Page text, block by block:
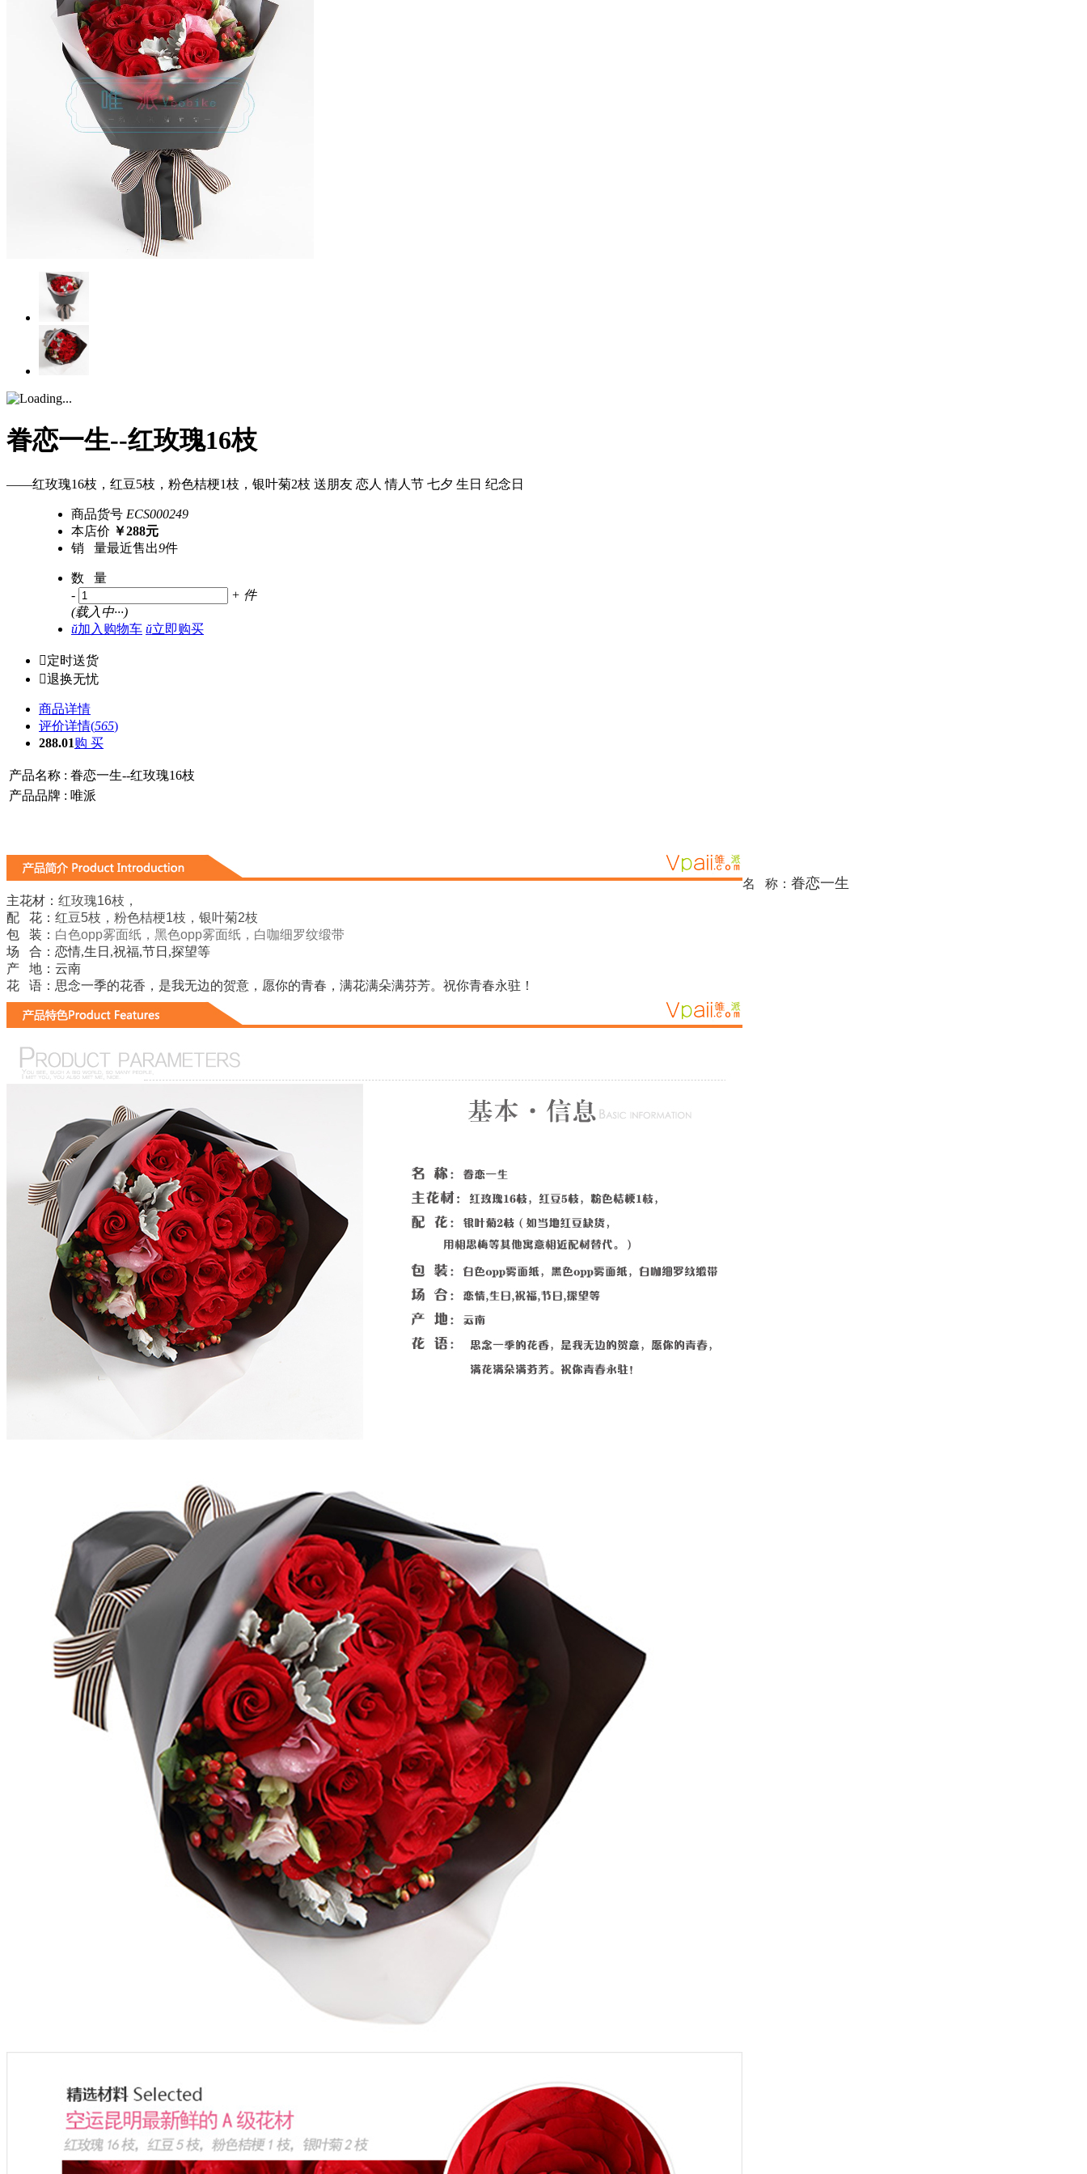
眷恋一生--红玫瑰16枝
——红玫瑰16枝，红豆5枝，粉色桔梗1枝，银叶菊2枝 送朋友 恋人 情人节 七夕 生日 纪念日
商品货号 ECS000249
本店价 ￥288元
销 量最近售出9件
数 量
-
+ 件
(载入中···)
ŭ加入购物车 ŭ立即购买
定时送货
退换无忧
商品详情
评价详情(565)
288.01购 买
产品名称 : 眷恋一生--红玫瑰16枝
产品品牌 : 唯派
名 称： 眷恋一生
主花材： 红玫瑰16枝，
配 花： 红豆5枝，粉色桔梗1枝，银叶菊2枝
包 装： 白色opp雾面纸，黑色opp雾面纸，白咖细罗纹缎带
场 合：恋情,生日,祝福,节日,探望等
产 地：云南
花 语： 思念一季的花香，是我无边的贺意，愿你的青春， 满花满朵满芬芳。祝你青春永驻！